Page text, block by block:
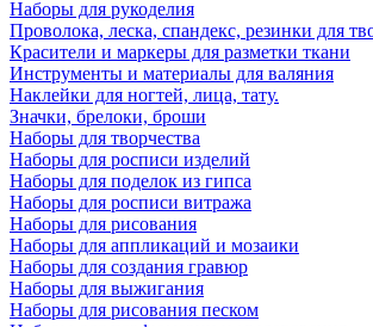
Наборы для рукоделия
Проволока, леска, спандекс, резинки для
Красители и маркеры для разметки ткани
Инструменты и материалы для валяния
Наклейки для ногтей, лица, тату.
Значки, брелоки, броши
Наборы для творчества
Наборы для росписи изделий
Наборы для поделок из гипса
Наборы для росписи витража
Наборы для рисования
Наборы для аппликаций и мозаики
Наборы для создания гравюр
Наборы для выжигания
Наборы для рисования песком